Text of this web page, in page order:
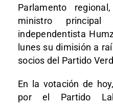
Parlamento
ministro
independentista
lunes su dimisión a
socios del Partido
En la votación de
por el Partido